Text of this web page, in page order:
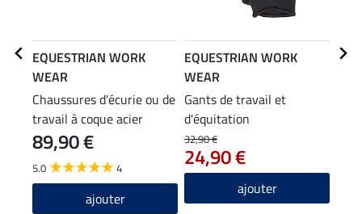
EQUESTRIAN WORK
WEAR
Chaussures d'écurie ou de
travail à coque acier
Adventure
89,90 €
5.0 4
ajouter
EQUESTRIAN WORK
WEAR
Gants de travail et
d'équitation
32,90 €
24,90 €
ajouter